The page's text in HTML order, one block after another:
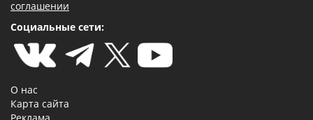
соглашении
Социальные сети:
О нас
Карта сайта